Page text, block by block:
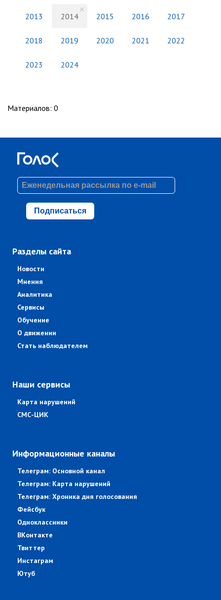
2013 2014 2015 2016 2017
2018 2019 2020 2021 2022
2023 2024
Материалов: 0
Подписаться
Разделы сайта
Новости
Мнения
Аналитика
Сервисы
Обучение
О движении
Стать наблюдателем
Наши сервисы
Карта нарушений
СМС-ЦИК
Информационные каналы
Телеграм: Основной канал
Телеграм: Карта нарушений
Телеграм: Хроника дня голосования
Фейсбук
Одноклассники
ВКонтакте
Твиттер
Инстаграм
Ютуб